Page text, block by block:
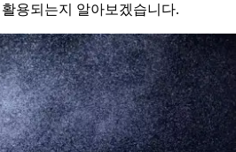
용되는지 알아보겠습니다.